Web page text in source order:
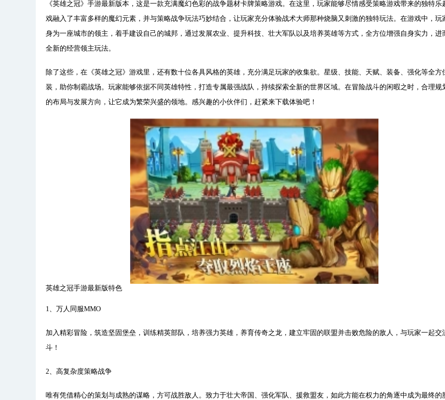
《英雄之冠》手游最新版本，这是一款充满魔幻色彩的战争题材卡牌策略游戏。在这里，玩家能够尽情感受策略游戏带来的独特乐
戏融入了丰富多样的魔幻元素，并与策略战争玩法巧妙结合，让玩家充分体验战术大师那种烧脑又刺激的独特玩法。在游戏中，玩
身为一座城市的领主，着手建设自己的城邦，通过发展农业、提升科技、壮大军队以及培养英雄等方式，全方位增强自身实力，进
全新的经营领主玩法。
除了这些，在《英雄之冠》游戏里，还有数十位各具风格的英雄，充分满足玩家的收集欲。星级、技能、天赋、装备、强化等全方
装，助你制霸战场。玩家能够依据不同英雄特性，打造专属最强战队，持续探索全新的世界区域。在冒险战斗的闲暇之时，合理规
的布局与发展方向，让它成为繁荣兴盛的领地。感兴趣的小伙伴们，赶紧来下载体验吧！
英雄之冠手游最新版特色
1、万人同服MMO
加入精彩冒险，筑造坚固堡垒，训练精英部队，培养强力英雄，养育传奇之龙，建立牢固的联盟并击败危险的敌人，与玩家一起交
斗！
2、高复杂度策略战争
唯有凭借精心的策划与成熟的谋略，方可战胜敌人。致力于壮大帝国、强化军队、援救盟友，如此方能在权力的角逐中成为最终的